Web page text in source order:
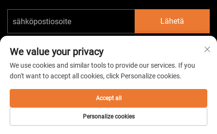
Lähetä
Tekijänoikeus © 2026 China Taizhou HarsMarg Electromechenical Co. Ltd.
Kaikki oikeudet pidätetään. -
We value your privacy
We use cookies and similar tools to provide our services. If you
don't want to accept all cookies, click Personalize cookies.
Personalize cookies
Accept all